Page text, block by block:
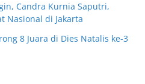
Candra Kurnia Saputri,
Nasional di Jakarta
8 Juara di Dies Natalis ke-3